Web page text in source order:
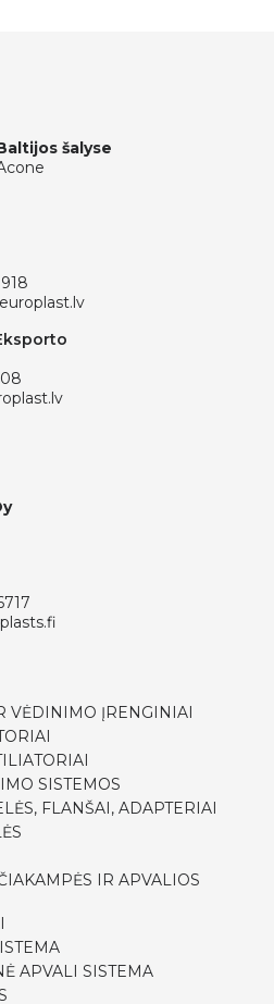
šalyse
VĖDINIMO ĮRENGINIAI
SISTEMOS
FLANŠAI, ADAPTERIAI
IR APVALIOS
APVALI SISTEMA